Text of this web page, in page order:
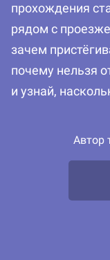
прохождения
рядом с
зачем
почему нельзя
и узнай,
Автор